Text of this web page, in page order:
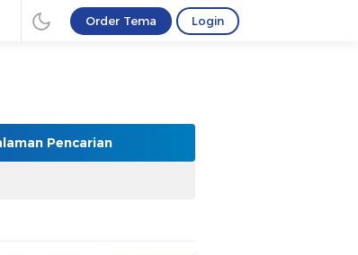
Order Tema Login
Pencarian